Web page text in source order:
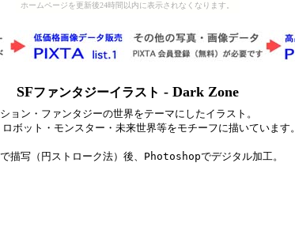
ホームページを更新後24時間以内に表示されなくなります。
SFファンタジーイラスト - Dark Zone
ョン・ファンタジーの世界をテーマにしたイラスト。
ボット・モンスター・未来世界等をモチーフに描いています。
描写（円ストローク法）後、Photoshopでデジタル加工。